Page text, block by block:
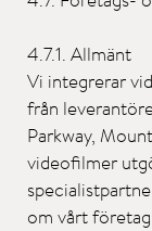
4.7.1. Allmänt
Vi integrerar
från
Parkway,
videofilmer
om vårt